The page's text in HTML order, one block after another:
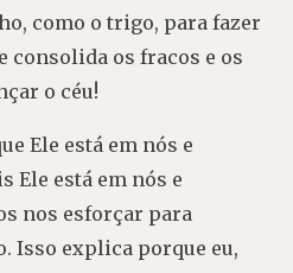
como o trigo, para fazer
consolida os fracos e os
o céu!
Ele está em nós e
Ele está em nós e
nos esforçar para
Isso explica porque eu,